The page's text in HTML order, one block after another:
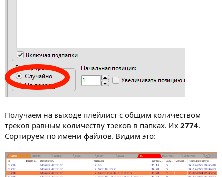
Получаем на выходе плейлист с общим количеством
треков равным количеству треков в папках. Их 2774.
Сортируем по имени файлов. Видим это: